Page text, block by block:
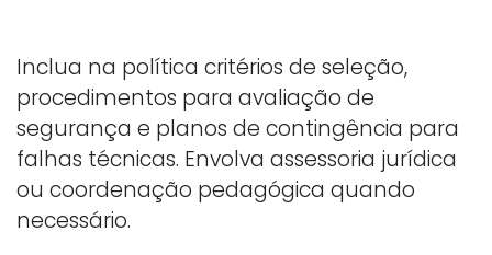
Inclua na política critérios de seleção,
procedimentos para avaliação de
segurança e planos de contingência para
falhas técnicas. Envolva assessoria jurídica
ou coordenação pedagógica quando
necessário.